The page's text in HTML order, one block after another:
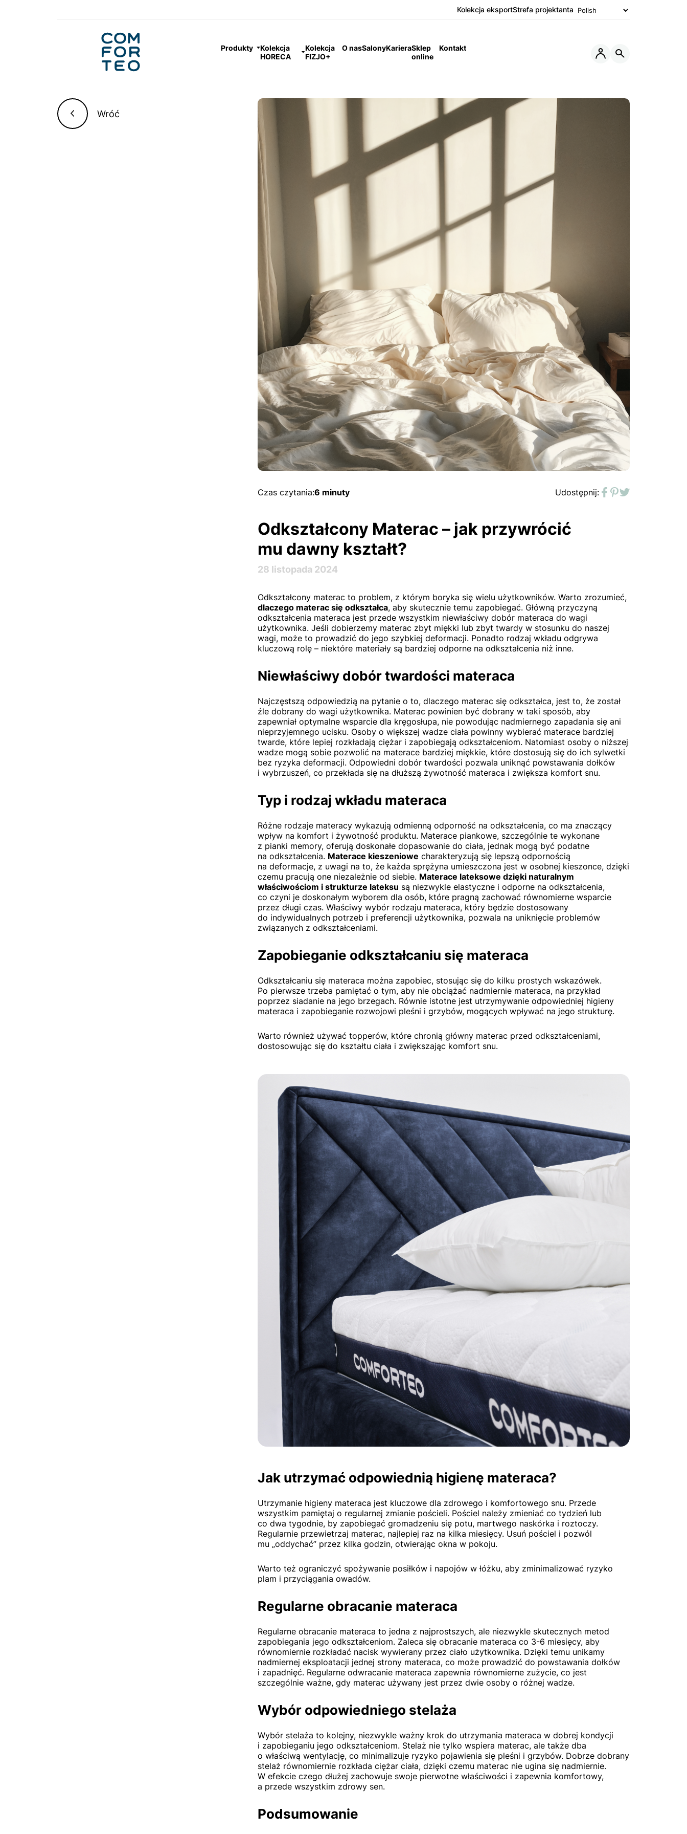
Kolekcja eksportStrefa projektanta
Produkty
Kolekcja
HORECA
Kolekcja
FIZJO+
O nasSalonyKarieraSklep
online
Kontakt
OtwórzOtwórz
Strona główna Aktualności
Wróć
Czas czytania:6 minuty Udostępnij:
Facebook
Pinterest
Twitter
Odkształcony Materac – jak przywrócić
mu dawny kształt?
28 listopada 2024
Odkształcony materac to problem, z którym boryka się wielu użytkowników. Warto zrozumieć,
dlaczego materac się odkształca, aby skutecznie temu zapobiegać. Główną przyczyną
odkształcenia materaca jest przede wszystkim niewłaściwy dobór materaca do wagi
użytkownika. Jeśli dobierzemy materac zbyt miękki lub zbyt twardy w stosunku do naszej
wagi, może to prowadzić do jego szybkiej deformacji. Ponadto rodzaj wkładu odgrywa
kluczową rolę – niektóre materiały są bardziej odporne na odkształcenia niż inne.
Niewłaściwy dobór twardości materaca
Najczęstszą odpowiedzią na pytanie o to, dlaczego materac się odkształca, jest to, że został
źle dobrany do wagi użytkownika. Materac powinien być dobrany w taki sposób, aby
zapewniał optymalne wsparcie dla kręgosłupa, nie powodując nadmiernego zapadania się ani
nieprzyjemnego ucisku. Osoby o większej wadze ciała powinny wybierać materace bardziej
twarde, które lepiej rozkładają ciężar i zapobiegają odkształceniom. Natomiast osoby o niższej
wadze mogą sobie pozwolić na materace bardziej miękkie, które dostosują się do ich sylwetki
bez ryzyka deformacji. Odpowiedni dobór twardości pozwala uniknąć powstawania dołków
i wybrzuszeń, co przekłada się na dłuższą żywotność materaca i zwiększa komfort snu.
Typ i rodzaj wkładu materaca
Różne rodzaje materacy wykazują odmienną odporność na odkształcenia, co ma znaczący
wpływ na komfort i żywotność produktu. Materace piankowe, szczególnie te wykonane
z pianki memory, oferują doskonałe dopasowanie do ciała, jednak mogą być podatne
na odkształcenia. Materace kieszeniowe charakteryzują się lepszą odpornością
na deformacje, z uwagi na to, że każda sprężyna umieszczona jest w osobnej kieszonce, dzięki
czemu pracują one niezależnie od siebie. Materace lateksowe dzięki naturalnym
właściwościom i strukturze lateksu są niezwykle elastyczne i odporne na odkształcenia,
co czyni je doskonałym wyborem dla osób, które pragną zachować równomierne wsparcie
przez długi czas. Właściwy wybór rodzaju materaca, który będzie dostosowany
do indywidualnych potrzeb i preferencji użytkownika, pozwala na uniknięcie problemów
związanych z odkształceniami.
Zapobieganie odkształcaniu się materaca
Odkształcaniu się materaca można zapobiec, stosując się do kilku prostych wskazówek.
Po pierwsze trzeba pamiętać o tym, aby nie obciążać nadmiernie materaca, na przykład
poprzez siadanie na jego brzegach. Równie istotne jest utrzymywanie odpowiedniej higieny
materaca i zapobieganie rozwojowi pleśni i grzybów, mogących wpływać na jego strukturę.
Warto również używać topperów, które chronią główny materac przed odkształceniami,
dostosowując się do kształtu ciała i zwiększając komfort snu.
Jak utrzymać odpowiednią higienę materaca?
Utrzymanie higieny materaca jest kluczowe dla zdrowego i komfortowego snu. Przede
wszystkim pamiętaj o regularnej zmianie pościeli. Pościel należy zmieniać co tydzień lub
co dwa tygodnie, by zapobiegać gromadzeniu się potu, martwego naskórka i roztoczy.
Regularnie przewietrzaj materac, najlepiej raz na kilka miesięcy. Usuń pościel i pozwól
mu „oddychać” przez kilka godzin, otwierając okna w pokoju.
Warto też ograniczyć spożywanie posiłków i napojów w łóżku, aby zminimalizować ryzyko
plam i przyciągania owadów.
Regularne obracanie materaca
Regularne obracanie materaca to jedna z najprostszych, ale niezwykle skutecznych metod
zapobiegania jego odkształceniom. Zaleca się obracanie materaca co 3-6 miesięcy, aby
równomiernie rozkładać nacisk wywierany przez ciało użytkownika. Dzięki temu unikamy
nadmiernej eksploatacji jednej strony materaca, co może prowadzić do powstawania dołków
i zapadnięć. Regularne odwracanie materaca zapewnia równomierne zużycie, co jest
szczególnie ważne, gdy materac używany jest przez dwie osoby o różnej wadze.
Wybór odpowiedniego stelaża
Wybór stelaża to kolejny, niezwykle ważny krok do utrzymania materaca w dobrej kondycji
i zapobieganiu jego odkształceniom. Stelaż nie tylko wspiera materac, ale także dba
o właściwą wentylację, co minimalizuje ryzyko pojawienia się pleśni i grzybów. Dobrze dobrany
stelaż równomiernie rozkłada ciężar ciała, dzięki czemu materac nie ugina się nadmiernie.
W efekcie czego dłużej zachowuje swoje pierwotne właściwości i zapewnia komfortowy,
a przede wszystkim zdrowy sen.
Podsumowanie